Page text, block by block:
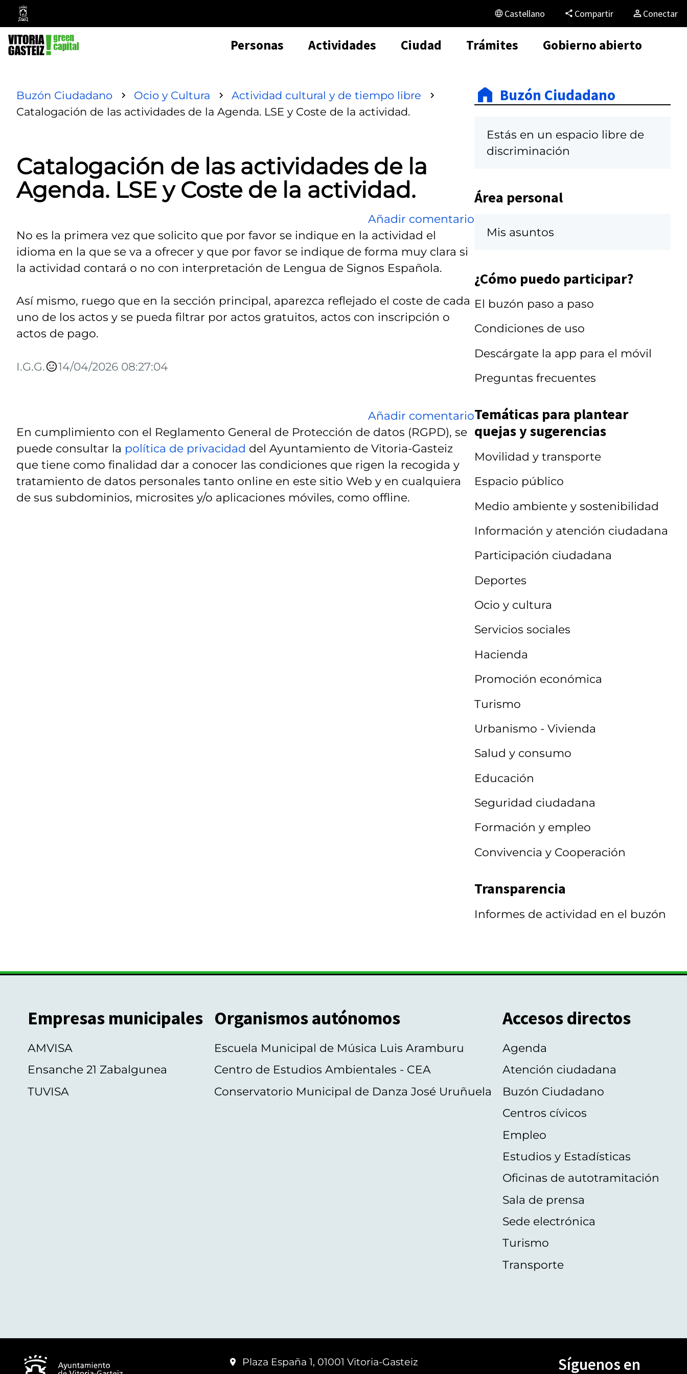
Ayuntamiento
Vitoria-
Gasteiz
Castellano Compartir Conectar
Personas Actividades Ciudad Trámites Gobierno abierto
Buzón Ciudadano Ocio y Cultura
Actividad cultural y de tiempo libre
Catalogación de las actividades de la Agenda. LSE y Coste de la actividad.
Catalogación de las actividades de la
Agenda. LSE y Coste de la actividad.
Añadir comentario
No es la primera vez que solicito que por favor se indique en la actividad el
idioma en la que se va a ofrecer y que por favor se indique de forma muy clara si
la actividad contará o no con interpretación de Lengua de Signos Española.
Así mismo, ruego que en la sección principal, aparezca reflejado el coste de cada
uno de los actos y se pueda filtrar por actos gratuitos, actos con inscripción o
actos de pago.
I.G.G. 14/04/2026 08:27:04
Añadir comentario
En cumplimiento con el Reglamento General de Protección de datos (RGPD), se
puede consultar la política de privacidad del Ayuntamiento de Vitoria-Gasteiz
que tiene como finalidad dar a conocer las condiciones que rigen la recogida y
tratamiento de datos personales tanto online en este sitio Web y en cualquiera
de sus subdominios, microsites y/o aplicaciones móviles, como offline.
Buzón Ciudadano
Estás en un espacio libre de
discriminación
Área personal
Mis asuntos
¿Cómo puedo participar?
El buzón paso a paso
Condiciones de uso
Descárgate la app para el móvil
Preguntas frecuentes
Temáticas para plantear
quejas y sugerencias
Movilidad y transporte
Espacio público
Medio ambiente y sostenibilidad
Información y atención ciudadana
Participación ciudadana
Deportes
Ocio y cultura
Servicios sociales
Hacienda
Promoción económica
Turismo
Urbanismo - Vivienda
Salud y consumo
Educación
Seguridad ciudadana
Formación y empleo
Convivencia y Cooperación
Transparencia
Informes de actividad en el buzón
Empresas municipales
AMVISA
Ensanche 21 Zabalgunea
TUVISA
Organismos autónomos
Escuela Municipal de Música Luis Aramburu
Centro de Estudios Ambientales - CEA
Conservatorio Municipal de Danza José Uruñuela
Accesos directos
Agenda
Atención ciudadana
Buzón Ciudadano
Centros cívicos
Empleo
Estudios y Estadísticas
Oficinas de autotramitación
Sala de prensa
Sede electrónica
Turismo
Transporte
Plaza España 1, 01001 Vitoria-Gasteiz Síguenos en